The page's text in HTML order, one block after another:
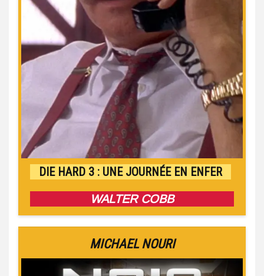
DIE HARD 3 : UNE JOURNÉE EN ENFER
WALTER COBB
MICHAEL NOURI